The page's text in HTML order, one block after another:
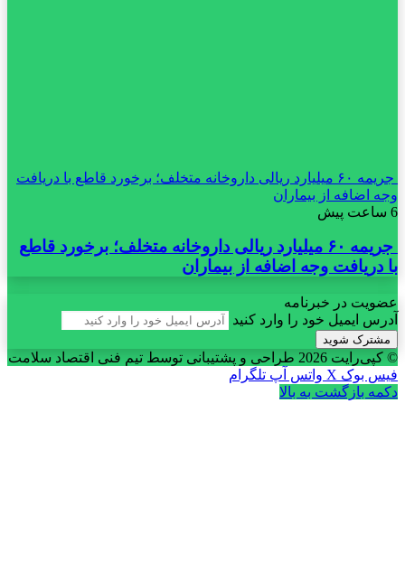
جریمه ۶۰ میلیارد ریالی داروخانه متخلف؛ برخورد قاطع با دریافت
وجه اضافه از بیماران
6 ساعت پیش
جریمه ۶۰ میلیارد ریالی داروخانه متخلف؛ برخورد قاطع
با دریافت وجه اضافه از بیماران
عضویت در خبرنامه
آدرس ایمیل خود را وارد کنید
© کپی‌رایت 2026
طراحی و پشتیبانی توسط تیم فنی اقتصاد سلامت
فیس بوک X واتس آپ تلگرام
دکمه بازگشت به بالا